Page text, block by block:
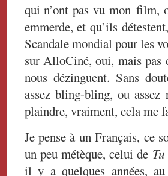
qui n’ont pas vu mon film,
emmerde, et qu’ils
Scandale mondial pour les
sur AlloCiné, oui, mais pas
nous dézinguent. Sans
assez bling-bling, ou
plaindre, vraiment, cela me
Je pense à un Français, ce
un peu métèque, celui de
il y a quelques années,